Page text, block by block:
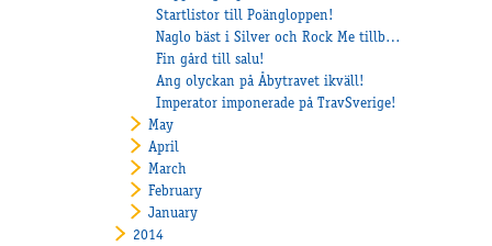
Startlistor till Poängloppen!
Naglo bäst i Silver och Rock Me tillbaka i vinnarcirkeln!
Fin gård till salu!
Ang olyckan på Åbytravet ikväll!
Imperator imponerade på TravSverige!
May
April
March
February
January
2014